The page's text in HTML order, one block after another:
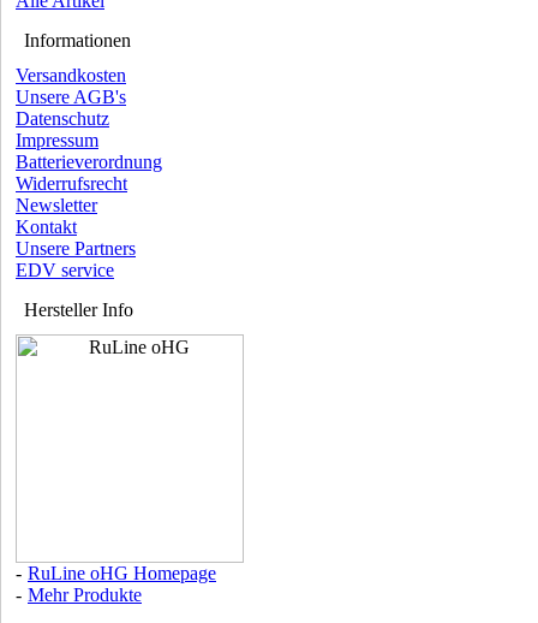
Informationen
Versandkosten
Unsere AGB's
Datenschutz
Impressum
Batterieverordnung
Widerrufsrecht
Newsletter
Kontakt
Unsere Partners
EDV service
Hersteller Info
- RuLine oHG Homepage
- Mehr Produkte